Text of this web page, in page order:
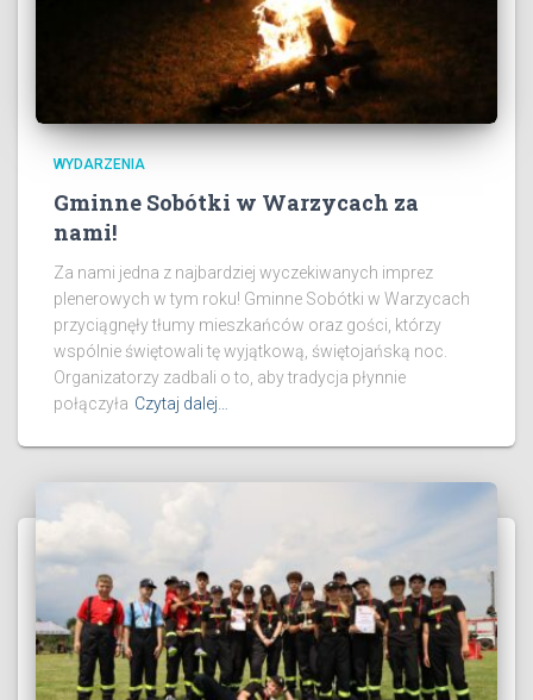
WYDARZENIA
Gminne Sobótki w Warzycach za
nami!
Za nami jedna z najbardziej wyczekiwanych imprez
plenerowych w tym roku! Gminne Sobótki w Warzycach
przyciągnęły tłumy mieszkańców oraz gości, którzy
wspólnie świętowali tę wyjątkową, świętojańską noc.
Organizatorzy zadbali o to, aby tradycja płynnie
połączyła Czytaj dalej…